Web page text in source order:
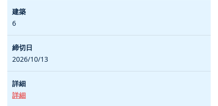
6
2026/10/13
詳細